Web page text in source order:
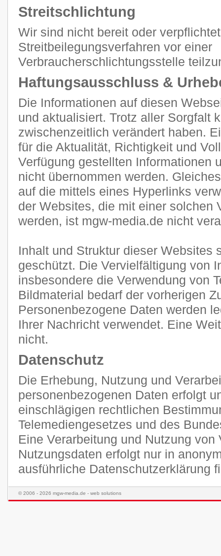
Streitschlichtung
Wir sind nicht bereit oder
Streitbeilegungsverfahren vor einer
Verbraucherschlichtungsstelle
Haftungsausschluss &
Die Informationen auf diesen
und aktualisiert. Trotz aller Sorgfalt
zwischenzeitlich verändert haben.
für die Aktualität, Richtigkeit und
Verfügung gestellten Informationen
nicht übernommen werden.
auf die mittels eines Hyperlinks
der Websites, die mit einer solchen
werden, ist mgw-media.de nicht
Inhalt und Struktur dieser Websites
geschützt. Die Vervielfältigung von
insbesondere die Verwendung von
Bildmaterial bedarf der vorherigen
Personenbezogene Daten werden
Ihrer Nachricht verwendet. Eine
nicht.
Datenschutz
Die Erhebung, Nutzung und
personenbezogenen Daten erfolgt
einschlägigen rechtlichen
Telemediengesetzes und des
Eine Verarbeitung und Nutzung von
Nutzungsdaten erfolgt nur in
ausführliche Datenschutzerklärung
© 2006 - 2026 mgw-media.de - web solutions